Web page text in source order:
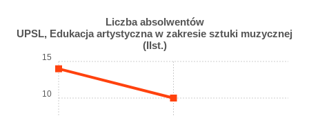
Liczba absolwentów
UPSL, Edukacja artystyczna w zakresie sztuki muzycznej
(IIst.)
10
15